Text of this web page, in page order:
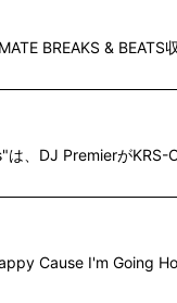
BREAKS & BEATS
は、DJ PremierがKRS-
Cause I'm Going